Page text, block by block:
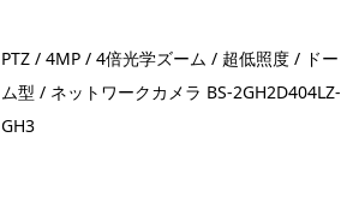
PTZ / 4MP / 4倍光学ズーム / 超低照度 / ドー
ム型 / ネットワークカメラ BS-2GH2D404LZ-
GH3